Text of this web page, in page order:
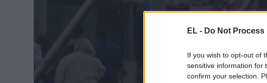
EL - Do Not
If you wish to opt-out of
sensitive information for
confirm your selection.